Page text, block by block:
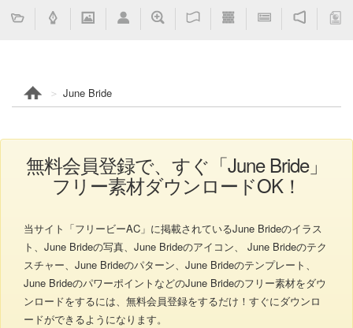
June Bride
無料会員登録で、すぐ「June Bride」
フリー素材ダウンロードOK！
当サイト「フリービーAC」に掲載されているJune Brideのイラス
ト、June Brideの写真、June Brideのアイコン、 June Brideのテク
スチャー、June Brideのパターン、June Brideのテンプレート、
June BrideのパワーポイントなどのJune Brideのフリー素材をダウ
ンロードをするには、無料会員登録をするだけ！すぐにダウンロ
ードができるようになります。